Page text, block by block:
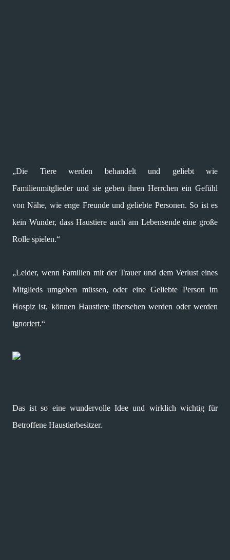
„Die Tiere werden behandelt und geliebt wie
Familienmitglieder und sie geben ihren Herrchen ein Gefühl
von Nähe, wie enge Freunde und geliebte Personen. So ist es
kein Wunder, dass Haustiere auch am Lebensende eine große
Rolle spielen.“
„Leider, wenn Familien mit der Trauer und dem Verlust eines
Mitglieds umgehen müssen, oder eine Geliebte Person im
Hospiz ist, können Haustiere übersehen werden oder werden
ignoriert.“
Das ist so eine wundervolle Idee und wirklich wichtig für
Betroffene Haustierbesitzer.